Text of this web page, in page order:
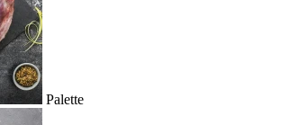
Palette